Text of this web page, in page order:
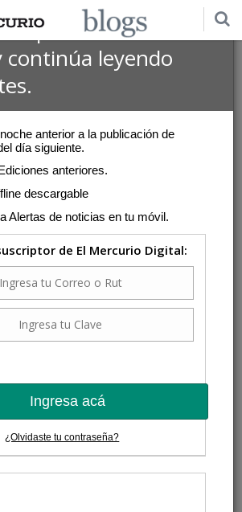
por $1 USD
leyendo
anterior a la publicación de
día siguiente.
anteriores.
descargable
Alertas de noticias en tu móvil.
de El Mercurio Digital:
Ingresa acá
¿Olvidaste tu contraseña?
urbanas y rurales dejaron altos
6 de Julio de 2026
la realidad era crítica para el tramo infantil,
negativo no fue importante.
de someter las propias convicciones al
6 Comentarios